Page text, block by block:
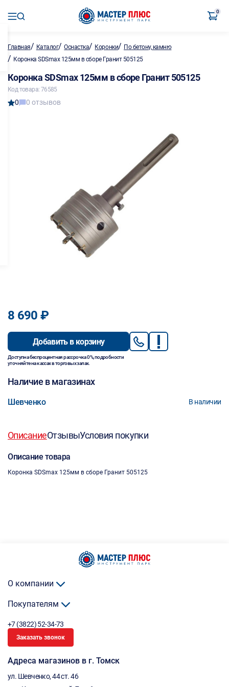
0
Главная/ Каталог/Оснастка/ Коронки/ По бетону, камню
/ Коронка SDSmax 125мм в сборе Гранит 505125
Коронка SDSmax 125мм в сборе Гранит 505125
Код товара: 76585
0 0 отзывов
8 690 ₽
Добавить в корзину
Доступна беспроцентная рассрочка 0%, подробности
уточняйте на кассах в торговых залах.
Наличие в магазинах
Шевченко В наличии
ОписаниеОтзывыУсловия покупки
Описание товара
Коронка SDSmax 125мм в сборе Гранит 505125
О компании
Покупателям
+7 (3822) 52-34-73
Заказать звонок
Адреса магазинов в г. Томск
ул. Шевченко, 44 ст. 46